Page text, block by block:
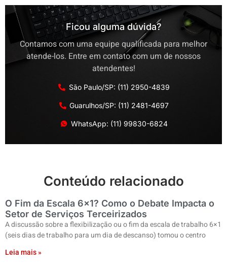
Ficou alguma dúvida?
Contamos com uma equipe qualificada para melhor
atende-los. Entre em contato com um de nossos
atendentes!
São Paulo/SP: (11) 2950-4839
Guarulhos/SP: (11) 2481-4697
WhatsApp: (11) 99830-6824
Conteúdo relacionado
O Fim da Escala 6×1? Como o Debate Impacta o
Setor de Serviços Terceirizados
A discussão sobre a flexibilização ou o fim da escala de trabalho 6×1
(seis dias de trabalho para um dia de descanso) tomou o centro
Leia mais »